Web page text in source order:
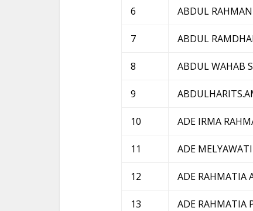
6 ABDUL
7 ABDUL
8 ABDUL WAHAB
9
10 ADE IRMA
11 ADE
12 ADE RAHMATIA
13 ADE RAHMATIA